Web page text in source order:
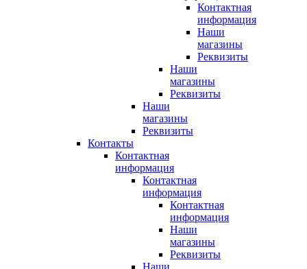
Контактная
информация
Наши
магазины
Реквизиты
Наши
магазины
Реквизиты
Наши
магазины
Реквизиты
Контакты
Контактная
информация
Контактная
информация
Контактная
информация
Наши
магазины
Реквизиты
Наши